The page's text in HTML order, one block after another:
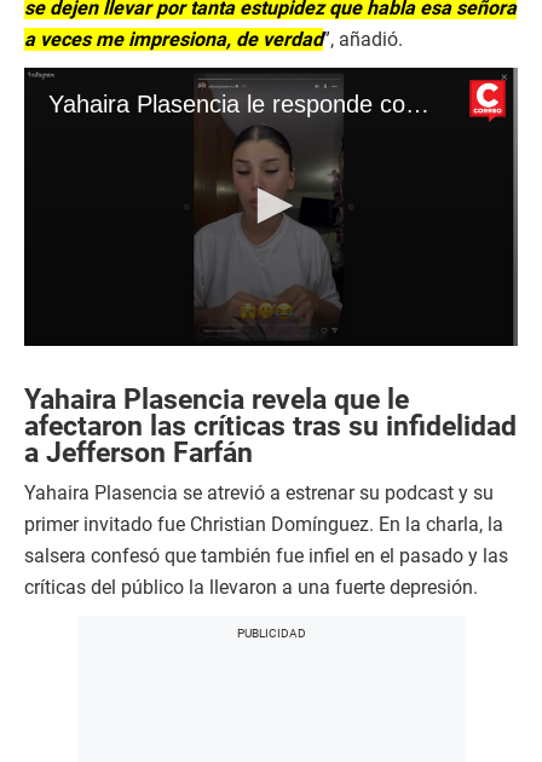
se dejen llevar por tanta estupidez que habla esa señora
a veces me impresiona, de verdad”, añadió.
Yahaira Plasencia le responde con todo a Magaly Medina
e
c
o
n
s
f
2
m
i
Yahaira Plasencia revela que le
afectaron las críticas tras su infidelidad
a Jefferson Farfán
Yahaira Plasencia se atrevió a estrenar su podcast y su
primer invitado fue Christian Domínguez. En la charla, la
salsera confesó que también fue infiel en el pasado y las
críticas del público la llevaron a una fuerte depresión.